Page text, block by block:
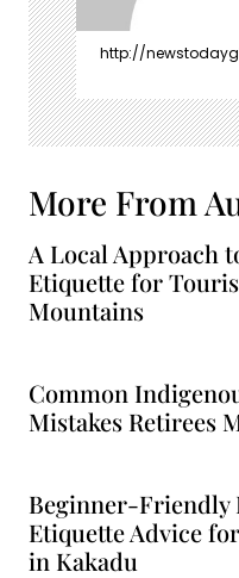
http://
More From
A Local Approach
Etiquette for
Mountains
Common
Mistakes Retirees
Beginner-Friendly
Etiquette Advice
in Kakadu